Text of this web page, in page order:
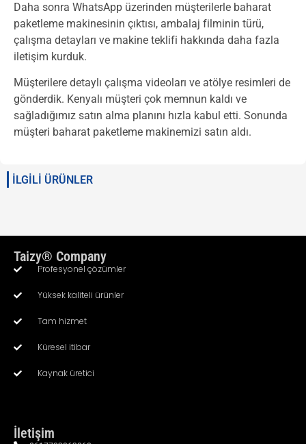
Daha sonra WhatsApp üzerinden müşterilerle baharat
paketleme makinesinin çıktısı, ambalaj filminin türü,
çalışma detayları ve makine teklifi hakkında daha fazla
iletişim kurduk.
Müşterilere detaylı çalışma videoları ve atölye resimleri de
gönderdik. Kenyalı müşteri çok memnun kaldı ve
sağladığımız satın alma planını hızla kabul etti. Sonunda
müşteri baharat paketleme makinemizi satın aldı.
İLGİLİ ÜRÜNLER
Taizy® Company
Profesyonel çözümler
Yüksek kaliteli ürünler
Tam hizmet
Küresel itibar
Kaynak üretici
İletişim